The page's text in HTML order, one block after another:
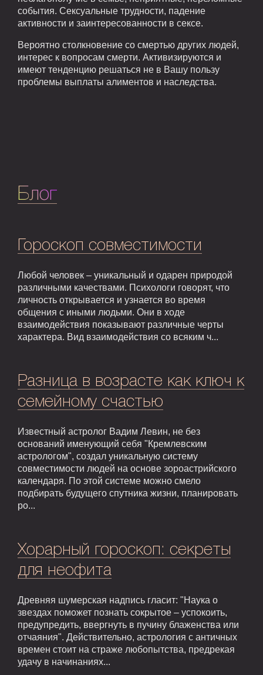
события. Сексуальные трудности, падение
активности и заинтересованности в сексе.
Вероятно столкновение со смертью других людей,
интерес к вопросам смерти. Активизируются и
имеют тенденцию решаться не в Вашу пользу
проблемы выплаты алиментов и наследства.
Блог
Гороскоп совместимости
Любой человек – уникальный и одарен природой
различными качествами. Психологи говорят, что
личность открывается и узнается во время
общения с иными людьми. Они в ходе
взаимодействия показывают различные черты
характера. Вид взаимодействия со всяким ч...
Разница в возрасте как ключ к
семейному счастью
Известный астролог Вадим Левин, не без
оснований именующий себя "Кремлевским
астрологом", создал уникальную систему
совместимости людей на основе зороастрийского
календаря. По этой системе можно смело
подбирать будущего спутника жизни, планировать
ро...
Хорарный гороскоп: секреты
для неофита
Древняя шумерская надпись гласит: "Наука о
звездах поможет познать сокрытое – успокоить,
предупредить, ввергнуть в пучину блаженства или
отчаяния". Действительно, астрология с античных
времен стоит на страже любопытства, предрекая
удачу в начинаниях...